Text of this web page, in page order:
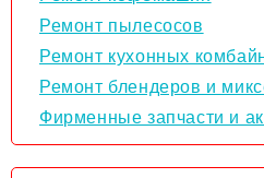
Ремонт пылесосов
Ремонт кухонных
Ремонт блендеров и
Фирменные запчасти и